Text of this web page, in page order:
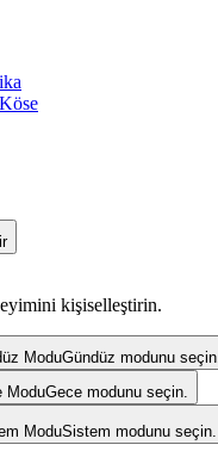
kişiselleştirin.
ModuGündüz modunu seçin.
ModuGece modunu seçin.
ModuSistem modunu seçin.